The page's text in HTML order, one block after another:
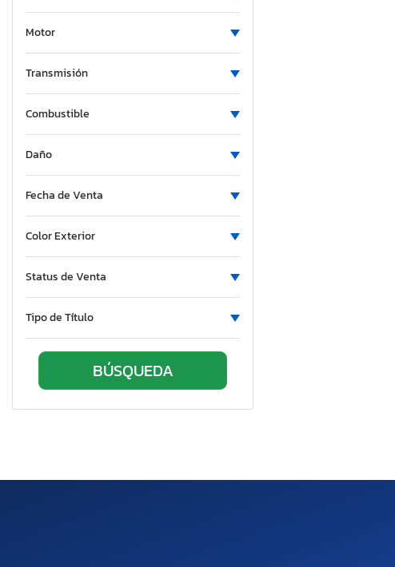
Motor
Transmisión
Combustible
Daño
Fecha de Venta
Color Exterior
Status de Venta
Tipo de Título